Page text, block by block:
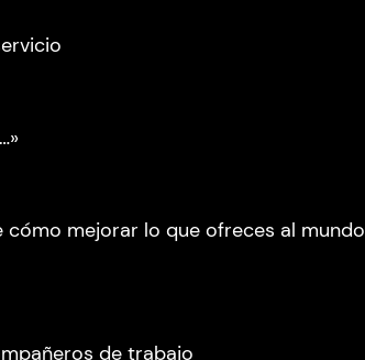
mejorar lo que ofreces al mundo
de trabajo